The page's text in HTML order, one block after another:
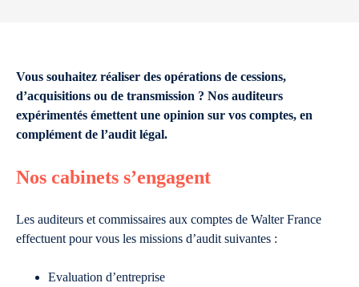
Vous souhaitez réaliser des opérations de cessions,
d’acquisitions ou de transmission ? Nos auditeurs
expérimentés émettent une opinion sur vos comptes, en
complément de l’audit légal.
Nos cabinets s’engagent
Les auditeurs et commissaires aux comptes de Walter France
effectuent pour vous les missions d’audit suivantes :
Evaluation d’entreprise